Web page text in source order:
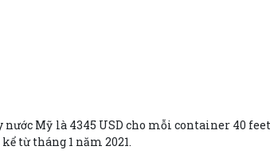
Mỹ là 4345 USD cho mỗi container 40
từ tháng 1 năm 2021.